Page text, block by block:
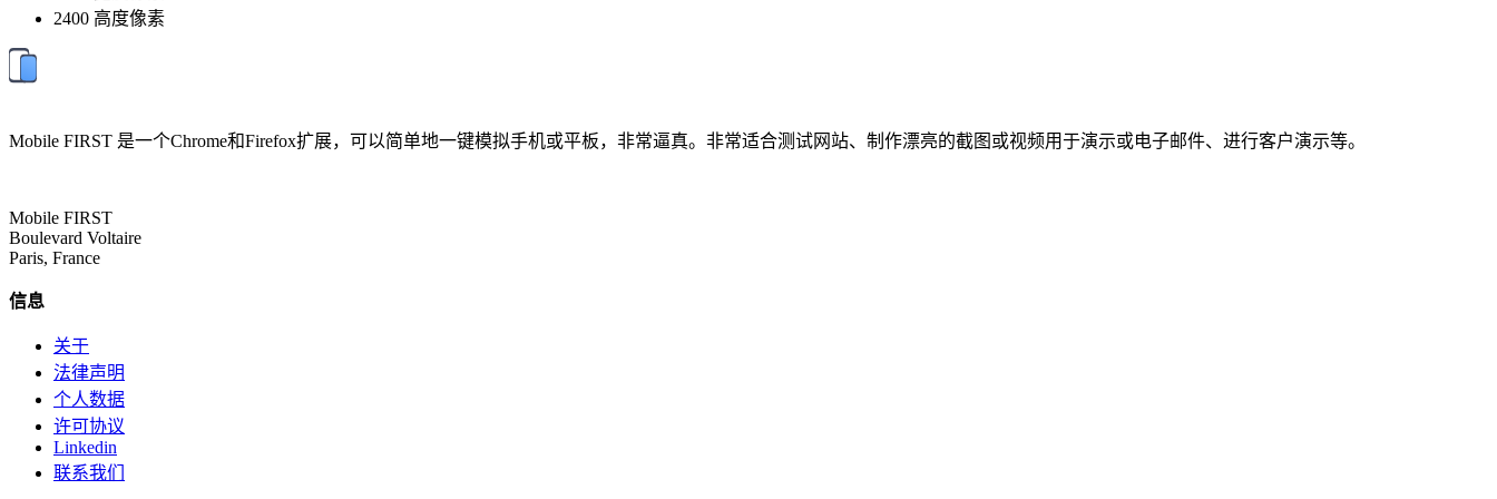
2400 高度像素
Mobile FIRST 是一个Chrome和Firefox扩展，可以简单地一键模拟手机或平板，非常逼真。非常适合测试网站、制作漂亮的截图或视频用于演示或电子邮件、进行客户演示等。
Mobile FIRST
Boulevard Voltaire
Paris, France
信息
关于
法律声明
个人数据
许可协议
Linkedin
联系我们